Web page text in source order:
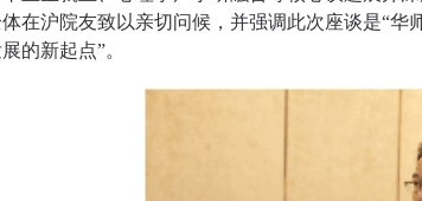
在沪院友致以亲切问候，并强调此次座谈是“
的新起点”。